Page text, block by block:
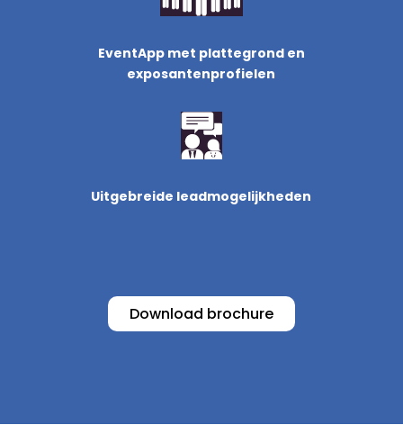
EventApp met plattegrond en
exposantenprofielen
Uitgebreide leadmogelijkheden
Download brochure